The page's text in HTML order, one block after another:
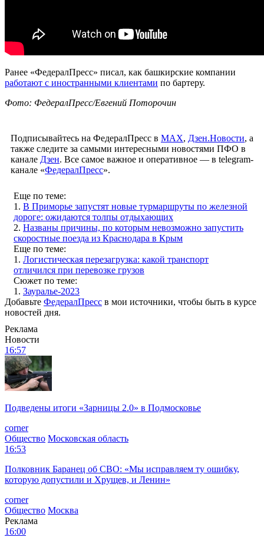
Ранее «ФедералПресс» писал, как башкирские компании
работают с иностранными клиентами по бартеру.
Фото: ФедералПресс/Евгений Поторочин
Подписывайтесь на ФедералПресс в МАХ, Дзен.Новости, а
также следите за самыми интересными новостями ПФО в
канале Дзен. Все самое важное и оперативное — в telegram-
канале «ФедералПресс».
Еще по теме:
1. В Приморье запустят новые турмаршруты по железной
дороге: ожидаются толпы отдыхающих
2. Названы причины, по которым невозможно запустить
скоростные поезда из Краснодара в Крым
Еще по теме:
1. Логистическая перезагрузка: какой транспорт
отличился при перевозке грузов
Сюжет по теме:
1. Зауралье-2023
Добавьте ФедералПресс в мои источники, чтобы быть в курсе
новостей дня.
Реклама
Новости
16:57
Подведены итоги «Зарницы 2.0» в Подмосковье
corner
Общество Московская область
16:53
Полковник Баранец об СВО: «Мы исправляем ту ошибку,
которую допустили и Хрущев, и Ленин»
corner
Общество Москва
Реклама
16:00